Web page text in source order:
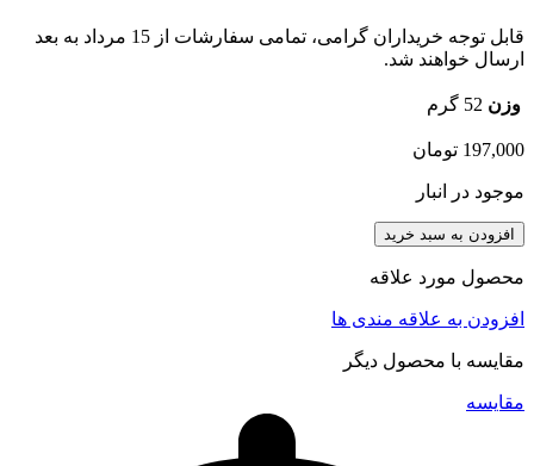
قابل توجه خریداران گرامی، تمامی سفارشات از 15 مرداد به بعد
ارسال خواهند شد.
وزن 52 گرم
197,000 تومان
موجود در انبار
افزودن به سبد خرید
محصول مورد علاقه
افزودن به علاقه مندی ها
مقایسه با محصول دیگر
مقایسه